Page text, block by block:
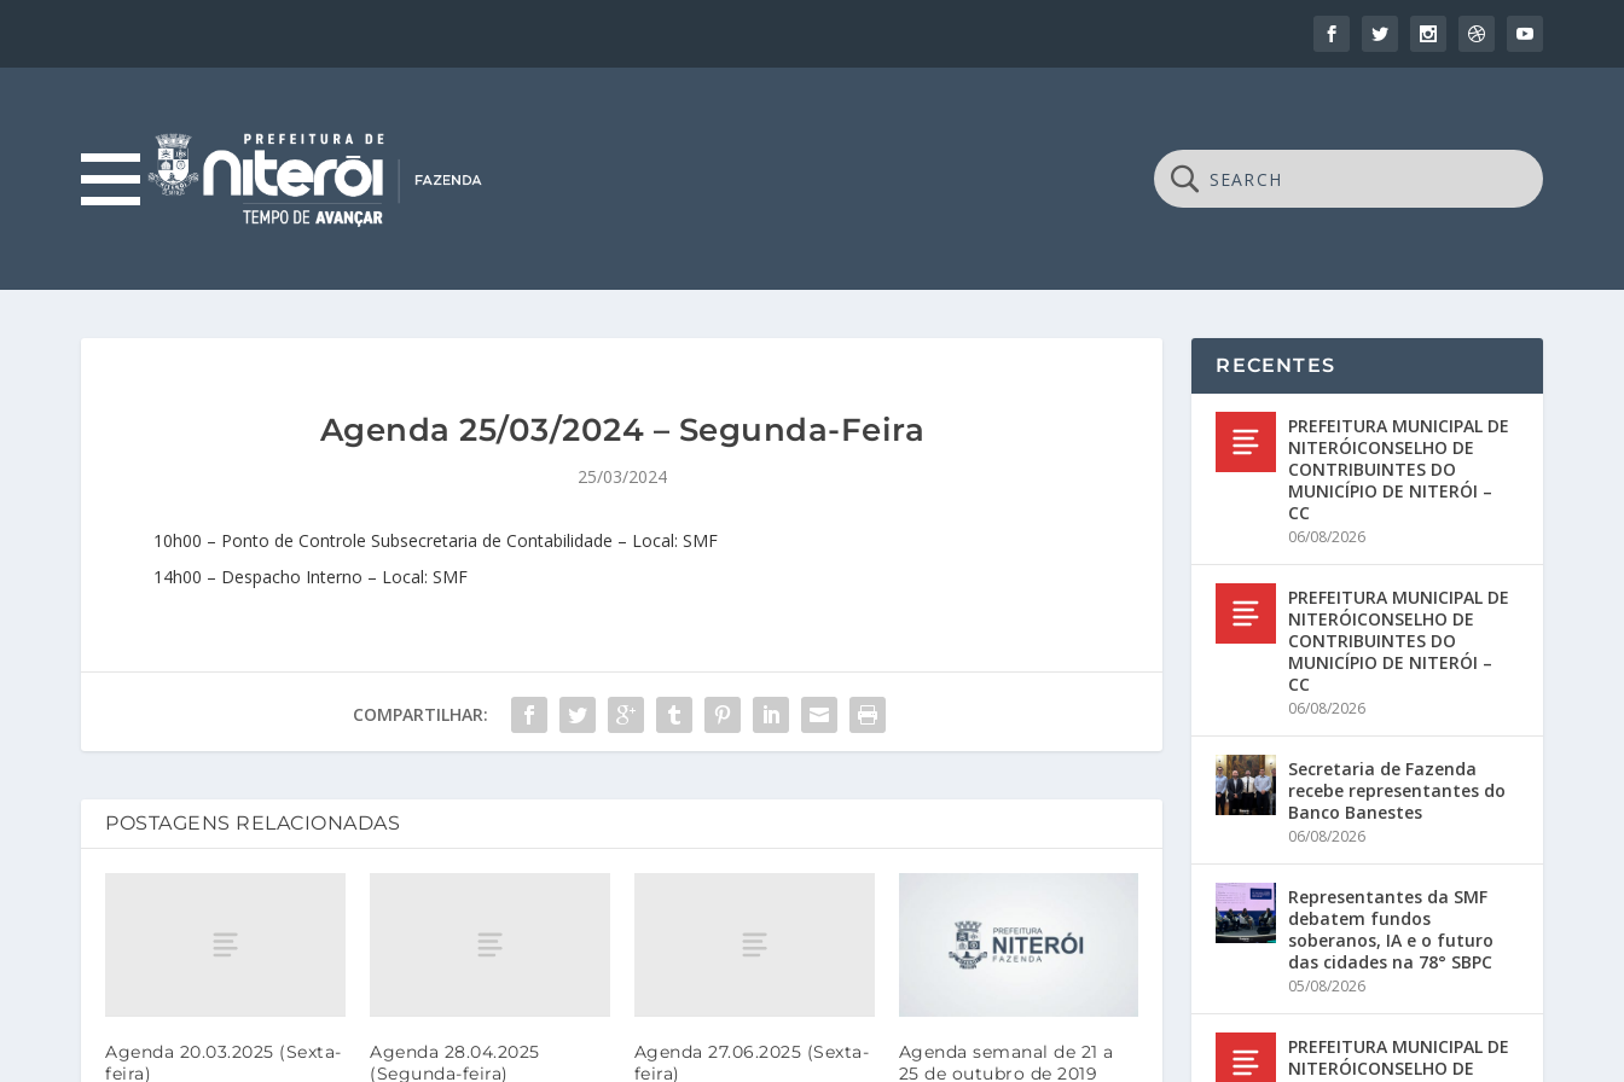
Agenda 25/03/2024 – Segunda-Feira
25/03/2024
10h00 – Ponto de Controle Subsecretaria de Contabilidade – Local: SMF
14h00 – Despacho Interno – Local: SMF
COMPARTILHAR:
POSTAGENS RELACIONADAS
Agenda 20.03.2025 (Sexta-
feira)
Agenda 28.04.2025
(Segunda-feira)
Agenda 27.06.2025 (Sexta-
feira)
Agenda semanal de 21 a
25 de outubro de 2019
RECENTES
PREFEITURA MUNICIPAL DE
NITERÓICONSELHO DE
CONTRIBUINTES DO
MUNICÍPIO DE NITERÓI –
CC
06/08/2026
PREFEITURA MUNICIPAL DE
NITERÓICONSELHO DE
CONTRIBUINTES DO
MUNICÍPIO DE NITERÓI –
CC
06/08/2026
Secretaria de Fazenda
recebe representantes do
Banco Banestes
06/08/2026
Representantes da SMF
debatem fundos
soberanos, IA e o futuro
das cidades na 78° SBPC
05/08/2026
PREFEITURA MUNICIPAL DE
NITERÓICONSELHO DE